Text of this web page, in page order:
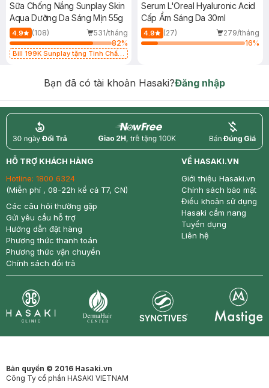
Sữa Chống Nắng Sunplay Skin
Aqua Dưỡng Da Sáng Mịn 55g
4.9 (108)
531/tháng
82%
Bill 199K Sunplay tặng Tinh Chất
Serum L'Oreal Hyaluronic Acid
Cấp Ẩm Sáng Da 30ml
4.9 (27)
279/tháng
16%
Bạn đã có tài khoản Hasaki?Đăng nhập
return nowfree price
HỖ TRỢ KHÁCH HÀNG
Hotline: 1800 6324
(Miễn phí , 08-22h kể cả T7, CN)
Các câu hỏi thường gặp
Gửi yêu cầu hỗ trợ
Hướng dẫn đặt hàng
Phương thức thanh toán
Phương thức vận chuyển
Chính sách đổi trả
VỀ HASAKI.VN
Giới thiệu Hasaki.vn
Chính sách bảo mật
Điều khoản sử dụng
Hasaki cẩm nang
Tuyển dụng
Liên hệ
Bản quyền © 2016 Hasaki.vn
Công Ty cổ phần HASAKI VIETNAM